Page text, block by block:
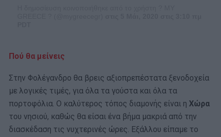
Πού θα μείνεις
Στην Φολέγανδρο θα βρεις αξιοπρεπέστατα ξενοδοχεία
με λογικές τιμές, για όλα τα γούστα και όλα τα
πορτοφόλια. Ο καλύτερος τόπος διαμονής είναι η Χώρα
του νησιού, καθώς θα είσαι ένα βήμα μακριά από την
διασκέδαση τις νυχτερινές ώρες. Εξάλλου είπαμε το